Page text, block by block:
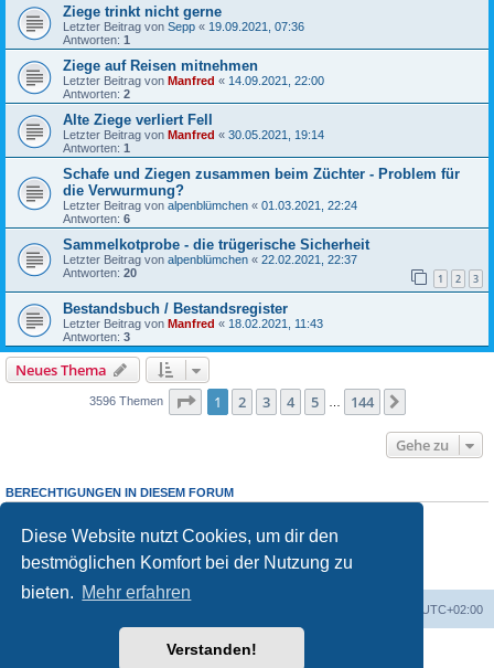
Diese Website nutzt Cookies, um dir den
bestmöglichen Komfort bei der Nutzung zu
bieten. Mehr erfahren
Verstanden!
Ziege trinkt nicht gerne
Letzter Beitrag von Sepp « 19.09.2021, 07:36
Antworten: 1
Ziege auf Reisen mitnehmen
Letzter Beitrag von Manfred « 14.09.2021, 22:00
Antworten: 2
Alte Ziege verliert Fell
Letzter Beitrag von Manfred « 30.05.2021, 19:14
Antworten: 1
Schafe und Ziegen zusammen beim Züchter - Problem für
die Verwurmung?
Letzter Beitrag von alpenblümchen « 01.03.2021, 22:24
Antworten: 6
Sammelkotprobe - die trügerische Sicherheit
Letzter Beitrag von alpenblümchen « 22.02.2021, 22:37
Antworten: 20 1 2 3
Bestandsbuch / Bestandsregister
Letzter Beitrag von Manfred « 18.02.2021, 11:43
Antworten: 3
Neues Thema
3596 Themen Seite 1von 144
1 2 3 4 5 144
Gehe zu
BERECHTIGUNGEN IN DIESEM FORUM
Du darfst
keine Antworten zu Themen in diesem Forum erstellen.
Du darfst deine Beiträge in diesem Forumnichtändern.
Du darfst deine Beiträge in diesem Forum nicht löschen.
keine
UTC+02:00
Powered byphpBB® Forum Software © phpBB Limited